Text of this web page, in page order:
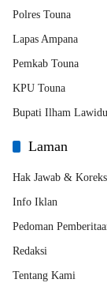
Polres Touna
Lapas Ampana
Pemkab Touna
KPU Touna
Bupati Ilham Lawidu
Laman
Hak Jawab &
Info Iklan
Pedoman
Redaksi
Tentang Kami